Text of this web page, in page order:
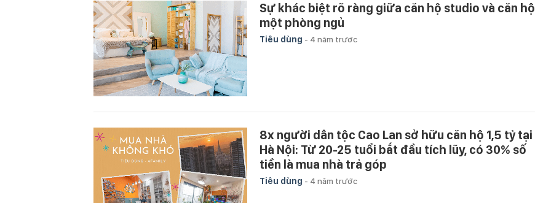
Sự khác biệt rõ ràng giữa căn hộ studio và căn hộ
một phòng ngủ
Tiêu dùng - 4 năm trước
8x người dân tộc Cao Lan sở hữu căn hộ 1,5 tỷ tại
Hà Nội: Từ 20-25 tuổi bắt đầu tích lũy, có 30% số
tiền là mua nhà trả góp
Tiêu dùng - 4 năm trước